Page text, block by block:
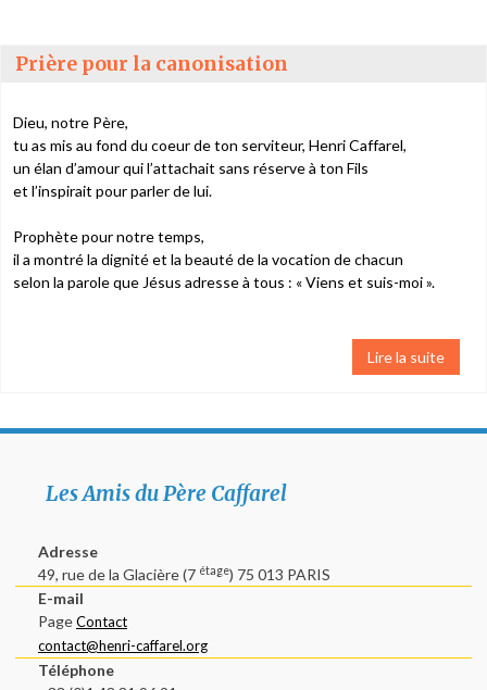
Prière pour la canonisation
Dieu, notre Père,
tu as mis au fond du coeur de ton serviteur, Henri Caffarel,
un élan d’amour qui l’attachait sans réserve à ton Fils
et l’inspirait pour parler de lui.
Prophète pour notre temps,
il a montré la dignité et la beauté de la vocation de chacun
selon la parole que Jésus adresse à tous : « Viens et suis-moi ».
Lire la suite
Les Amis du Père Caffarel
Adresse
49, rue de la Glacière (7 étage) 75 013 PARIS
E-mail
PageContact
contact@henri-caffarel.org
Téléphone